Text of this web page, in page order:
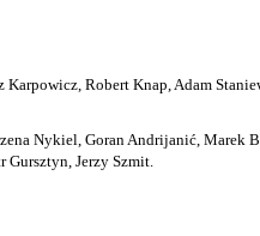
Karpowicz, Robert Knap, Adam
Nykiel, Goran Andrijanić, Marek
Jerzy Szmit.